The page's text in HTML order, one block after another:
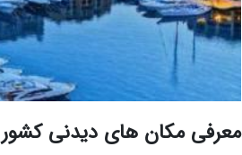
معرفی مکان های دیدنی کشور